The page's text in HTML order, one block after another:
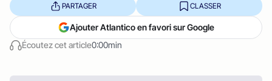
Écoutez cet article0:00min
PARTAGER CLASSER
Ajouter Atlantico en favori sur Google